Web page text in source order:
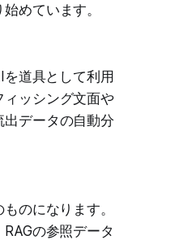
めています。
道具として利用
ィッシング文面や
データの自動分
のになります。
の参照データ